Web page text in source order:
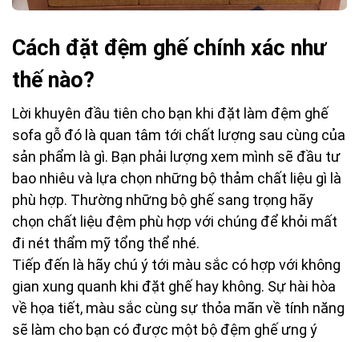
Cách đặt đệm ghế chính xác như
thế nào?
Lời khuyên đầu tiên cho bạn khi đặt làm đệm ghế
sofa gỗ đó là quan tâm tới chất lượng sau cùng của
sản phẩm là gì. Bạn phải lượng xem mình sẽ đầu tư
bao nhiêu và lựa chọn những bộ thảm chất liệu gì là
phù hợp. Thường những bộ ghế sang trọng hãy
chọn chất liệu đệm phù hợp với chúng để khỏi mất
đi nét thẩm mỹ tổng thể nhé.
Tiếp đến là hãy chú ý tới màu sắc có hợp với không
gian xung quanh khi đặt ghế hay không. Sự hài hòa
về họa tiết, màu sắc cùng sự thỏa mãn về tính năng
sẽ làm cho bạn có được một bộ đệm ghế ưng ý